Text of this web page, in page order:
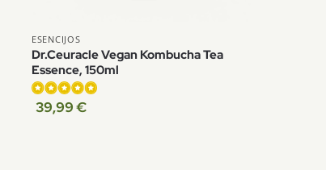
ESENCIJOS
Dr.Ceuracle Vegan Kombucha Tea
Essence, 150ml
Įvertinimas:
39,99€